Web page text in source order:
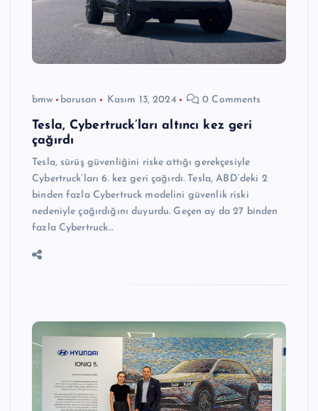
bmw borusan Kasım 13, 2024 0 Comments
Tesla, Cybertruck’ları altıncı kez geri
çağırdı
Tesla, sürüş güvenliğini riske attığı gerekçesiyle
Cybertruck’ları 6. kez geri çağırdı. Tesla, ABD’deki 2
binden fazla Cybertruck modelini güvenlik riski
nedeniyle çağırdığını duyurdu. Geçen ay da 27 binden
fazla Cybertruck…